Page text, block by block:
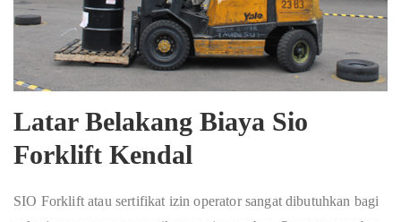
Latar Belakang Biaya Sio
Forklift Kendal
SIO Forklift atau sertifikat izin operator sangat dibutuhkan bagi